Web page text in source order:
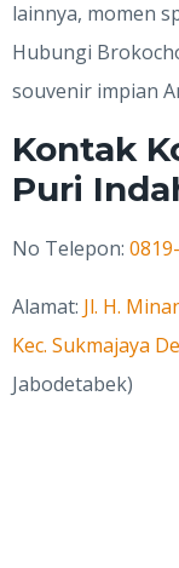
lainnya, momen
Hubungi
souvenir impian
Kontak
Puri
No Telepon:
Alamat: Jl. H.
Kec. Sukmajaya
Jabodetabek)